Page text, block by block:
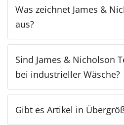
Was zeichnet James &
aus?
Sind James & Nicholson
bei industrieller Wäsche?
Gibt es Artikel in